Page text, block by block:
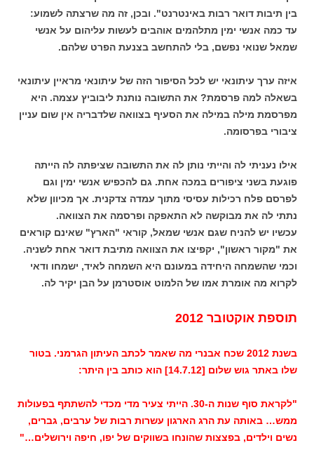
בין תיבות דואר רבות באינטרנט". ובכן, זה מה שרצתה לשמוע:
עד כמה אנשי ימין מתלהמים אוהבים לעשות עליהום על אנשי
שמאל שנואי נפשם, בלי להתחשב בצנעת הפרט שלהם.
איזה ערך עיתונאי יש לכל הסיפור הזה של עיתונאי מראיין עיתונאי
בשאלה למה פרסמת? את התשובה נותנת ליבוביץ עצמה. היא
מפרסמת מילה במילה את הסעיף בצוואה שלדבריה אין שום עניין
ציבורי בפרסומה.
אילו נעניתי לה והייתי נותן לה את התשובה שציפתה לה הייתה
פוגעת בשני ציפורים במכה אחת. גם להכפיש אנשי ימין וגם
לפרסם פלח רכילות עסיסי מתוך עמדה צדקנית. אך מכיוון שלא
נתתי לה את מבוקשה לא התאפקה ופרסמה את הצוואה.
עכשיו יש להניח שגם אנשי שמאל, קוראי "הארץ" שאינם קוראים
את "מקור ראשון", יקפיצו את הצוואה מתיבת דואר אחת לשניה.
וכמי שהשמחה היחידה במעונם היא השמחה לאיד, ישמחו ודאי
לקרוא מה אומרת אמו של הלמוט אוסטרמן על הבן יקיר לה.
תוספת אוקטובר 2012
בשנת 2012 שכח אבנרי מה שאמר לכתב העיתון הגרמני. בטור
שלו באתר גוש שלום [14.7.12] הוא כותב בין היתר:
"לקראת סוף שנות ה-30. הייתי צעיר מדי מכדי להשתתף בפעולות
ממש… באותה עת הרג הארגון עשרות רבות של ערבים, גברים,
נשים וילדים, בפצצות שהונחו בשווקים של יפו, חיפה וירושלים…"